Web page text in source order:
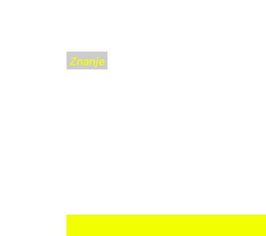
Znanje